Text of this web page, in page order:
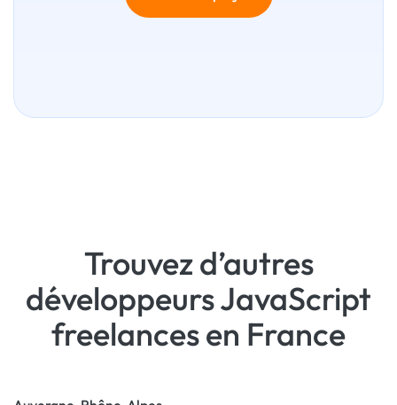
Trouvez d’autres
développeurs JavaScript
freelances en France